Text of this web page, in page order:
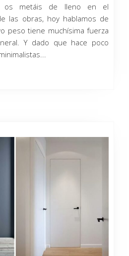
os metáis de lleno en el
las obras, hoy hablamos de
peso tiene muchísima fuerza
Y dado que hace poco